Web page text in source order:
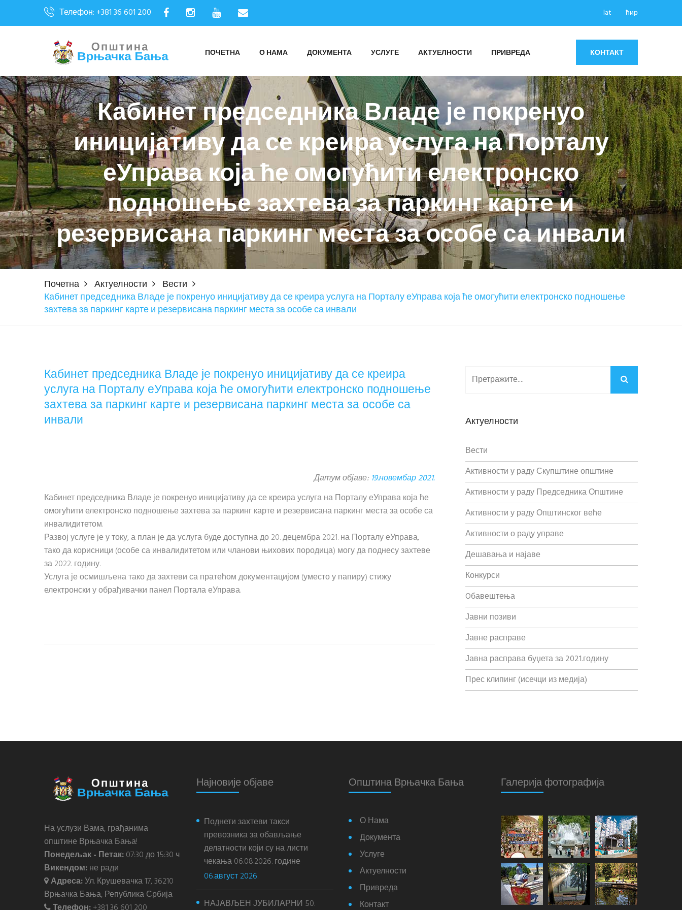
Телефон: +381 36 601 200 lat ћир
ПОЧЕТНА О НАМА ДОКУМЕНТА УСЛУГЕ АКТУЕЛНОСТИ ПРИВРЕДА КОНТАКТ
Кабинет председника Владе је покренуо
иницијативу да се креира услуга на Порталу
еУправа која ће омогућити електронско
подношење захтева за паркинг карте и
резервисана паркинг места за особе са инвали
Почетна Актуелности
Вести
Кабинет председника Владе је покренуо иницијативу да се креира услуга на Порталу еУправа која ће омогућити електронско подношење
захтева за паркинг карте и резервисана паркинг места за особе са инвали
Кабинет председника Владе је покренуо иницијативу да се креира
услуга на Порталу еУправа која ће омогућити електронско подношење
захтева за паркинг карте и резервисана паркинг места за особе са
инвали
Датум објаве:19.новембар 2021.
Кабинет председника Владе је покренуо иницијативу да се креира услуга на Порталу еУправа која ће
омогућити електронско подношење захтева за паркинг карте и резервисана паркинг места за особе са
инвалидитетом.
Развој услуге је у току, а план је да услуга буде доступна до 20. децембра 2021. на Порталу еУправа,
тако да корисници (особе са инвалидитетом или чланови њихових породица) могу да поднесу захтеве
за 2022. годину.
Услуга је осмишљена тако да захтеви са пратећом документацијом (уместо у папиру) стижу
електронски у обрађивачки панел Портала еУправа.
Актуелности
Вести
Активности у раду Скупштине општине
Активности у раду Председника Општине
Активности у раду Општинског веће
Активности о раду управе
Дешавања и најаве
Конкурси
Oбавештења
Јавни позиви
Јавне расправе
Јавна расправа буџета за 2021.годину
Прес клипинг (исечци из медија)
На услузи Вама, грађанима
општине Врњачка Бања!
Понедељак - Петак:07:30 до 15:30 ч
Викендом:не ради
Адреса:Ул. Крушевачка 17, 36210
Врњачка Бања, Република Србија
Најновије објаве
Поднети захтеви такси
превозника за обављање
делатности који су на листи
чекања 06.08.2026. године
06.август 2026.
НАЈАВЉЕН ЈУБИЛАРНИ 50.
Општина Врњачка Бања
О Нама
Документа
Услуге
Актуелности
Привреда
Контакт
Галерија фотографија